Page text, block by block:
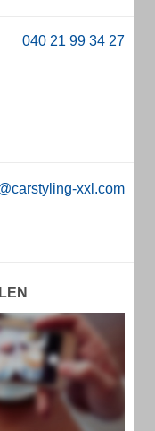
xxl.com